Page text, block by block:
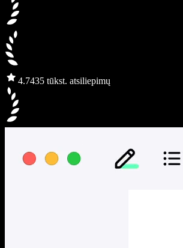
4.7435 tūkst. atsiliepimų